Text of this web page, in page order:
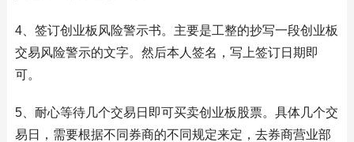
4、签订创业板风险警示书。主要是工整的抄写一段创业板
交易风险警示的文字。然后本人签名，写上签订日期即
可。
5、耐心等待几个交易日即可买卖创业板股票。具体几个交
易日，需要根据不同券商的不同规定来定，去券商营业部